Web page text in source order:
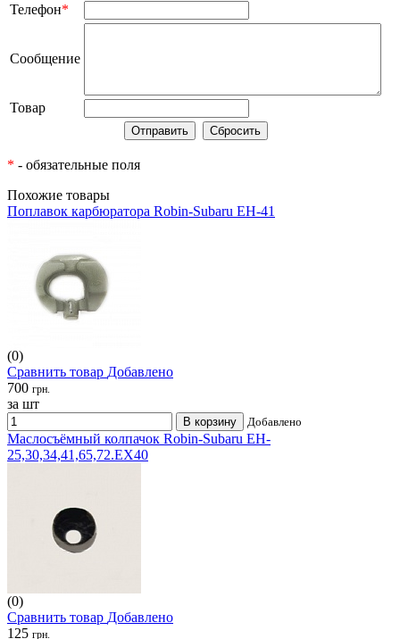
Телефон*
Сообщение
Товар
* - обязательные поля
Похожие товары
Поплавок карбюратора Robin-Subaru EH-41
(0)
Сравнить товар Добавлено
700 грн.
за шт
В корзину Добавлено
Маслосъёмный колпачок Robin-Subaru EH-
25,30,34,41,65,72.EX40
(0)
Сравнить товар Добавлено
125 грн.